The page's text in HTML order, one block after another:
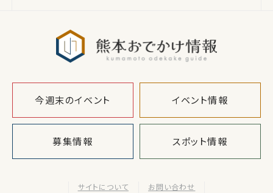
今週末のイベント イベント情報
募集情報 スポット情報
サイトについて お問い合わせ